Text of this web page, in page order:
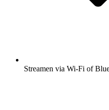
Streamen via Wi-Fi of